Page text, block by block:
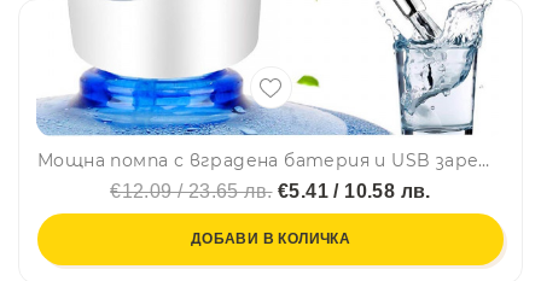
Мощна помпа с вградена батерия и USB зареждане, за галони и туби, със здрав гумен уплътнител за различни размери, H2O
€12.09 / 23.65 лв.€5.41 / 10.58 лв.
ДОБАВИ В КОЛИЧКА